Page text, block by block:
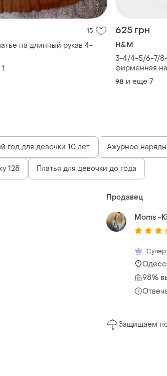
15
на длинный рукав 4-
1
625 грн
H&M
3-4/4-5/6-7/8-
фирменная
пышное
цветы
98 и еще 7
год для девочки 10 лет Ажурное
128 Платья для девочки до года
Продавец
Moms -
98%
Защищаем